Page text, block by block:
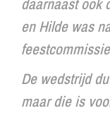
en Hilde was
De wedstrijd
maar die is